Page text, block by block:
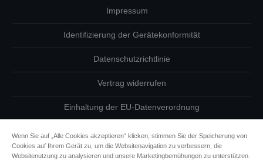
Impressum
Identifizierung der Gerätekonformität
Datenschutzrichtlinie
Vertrag widerrufen
Einhaltung der EU-Datenverordnung
Informationen zu Cookies
Wenn Sie auf „Alle Cookies akzeptieren“ klicken, stimmen Sie der Speicherung von
Cookies auf Ihrem Gerät zu, um die Websitenavigation zu verbessern, die
Websitenutzung zu analysieren und unsere Marketingbemühungen zu unterstützen.